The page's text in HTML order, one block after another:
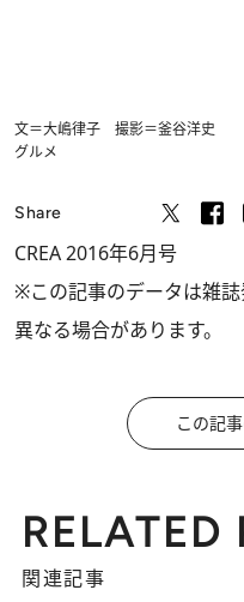
文＝大嶋律子 撮影＝釜谷洋史
グルメ
Share
CREA 2016年6月号
※この記事のデータは雑
異なる場合があります。
この記
RELATED
関連記事